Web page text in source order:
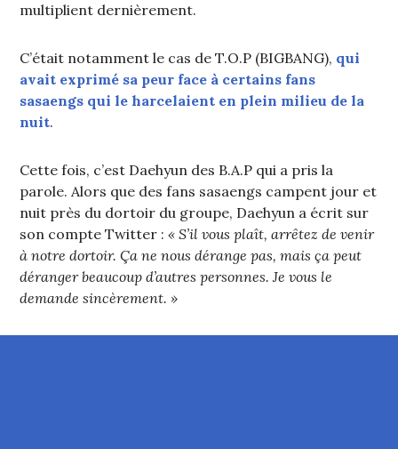
multiplient dernièrement.
C’était notamment le cas de T.O.P (BIGBANG), qui
avait exprimé sa peur face à certains fans
sasaengs qui le harcelaient en plein milieu de la
nuit.
Cette fois, c’est Daehyun des B.A.P qui a pris la
parole. Alors que des fans sasaengs campent jour et
nuit près du dortoir du groupe, Daehyun a écrit sur
son compte Twitter :« S’il vous plaît, arrêtez de venir
à notre dortoir. Ça ne nous dérange pas, mais ça peut
déranger beaucoup d’autres personnes. Je vous le
demande sincèrement. »